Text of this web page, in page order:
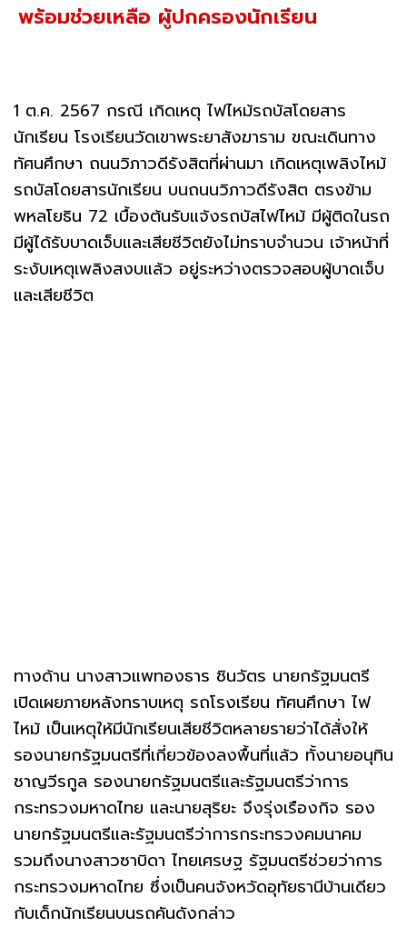
พร้อมช่วยเหลือ ผู้ปกครองนักเรียน
1 ต.ค. 2567 กรณี เกิดเหตุ ไฟไหม้รถบัสโดยสาร
นักเรียน โรงเรียนวัดเขาพระยาสังฆาราม ขณะเดินทาง
ทัศนศึกษา ถนนวิภาวดีรังสิตที่ผ่านมา เกิดเหตุเพลิงไหม้
รถบัสโดยสารนักเรียน บนถนนวิภาวดีรังสิต ตรงข้าม
พหลโยธิน 72 เบื้องต้นรับแจ้งรถบัสไฟไหม้ มีผู้ติดในรถ
มีผู้ได้รับบาดเจ็บและเสียชีวิตยังไม่ทราบจำนวน เจ้าหน้าที่
ระงับเหตุเพลิงสงบแล้ว อยู่ระหว่างตรวจสอบผู้บาดเจ็บ
และเสียชีวิต
ทางด้าน นางสาวแพทองธาร ชินวัตร นายกรัฐมนตรี
เปิดเผยภายหลังทราบเหตุ รถโรงเรียน ทัศนศึกษา ไฟ
ไหม้ เป็นเหตุให้มีนักเรียนเสียชีวิตหลายรายว่าได้สั่งให้
รองนายกรัฐมนตรีที่เกี่ยวข้องลงพื้นที่แล้ว ทั้งนายอนุทิน
ชาญวีรกูล รองนายกรัฐมนตรีและรัฐมนตรีว่าการ
กระทรวงมหาดไทย และนายสุริยะ จึงรุ่งเรืองกิจ รอง
นายกรัฐมนตรีและรัฐมนตรีว่าการกระทรวงคมนาคม
รวมถึงนางสาวซาบิดา ไทยเศรษฐ รัฐมนตรีช่วยว่าการ
กระทรวงมหาดไทย ซึ่งเป็นคนจังหวัดอุทัยธานีบ้านเดียว
กับเด็กนักเรียนบนรถคันดังกล่าว